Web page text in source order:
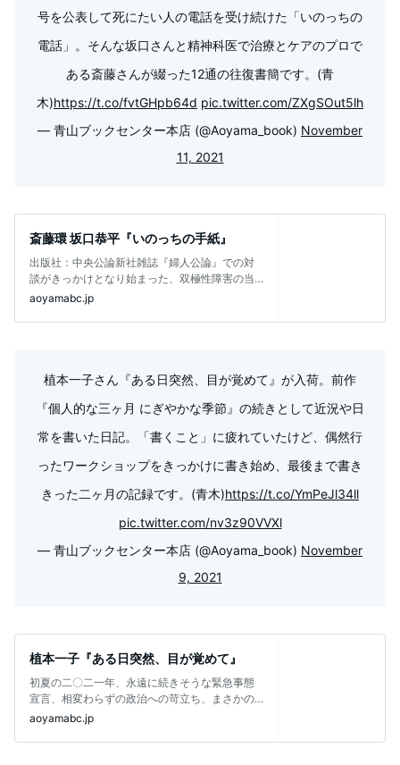
号を公表して死にたい人の電話を受け続けた「いのっちの
電話」。そんな坂口さんと精神科医で治療とケアのプロで
ある斎藤さんが綴った12通の往復書簡です。(青
木)https://t.co/fvtGHpb64d pic.twitter.com/ZXgSOut5lh
— 青山ブックセンター本店 (@Aoyama_book) November
11, 2021
斎藤環 坂口恭平『いのっちの手紙』
出版社：中央公論新社雑誌『婦人公論』での対
談がきっかけとなり始まった、双極性障害の当
事者である坂口恭平さんと、精神科医の斎
aoyamabc.jp
植本一子さん『ある日突然、目が覚めて』が入荷。前作
『個人的な三ヶ月 にぎやかな季節』の続きとして近況や日
常を書いた日記。「書くこと」に疲れていたけど、偶然行
ったワークショップをきっかけに書き始め、最後まで書き
きった二ヶ月の記録です。(青木)https://t.co/YmPeJl34ll
pic.twitter.com/nv3z90VVXl
— 青山ブックセンター本店 (@Aoyama_book) November
9, 2021
植本一子『ある日突然、目が覚めて』
初夏の二〇二一年、永遠に続きそうな緊急事態
宣言、相変わらずの政治への苛立ち、まさかの
オリンピック開催、ワクワクチンチン・・
aoyamabc.jp